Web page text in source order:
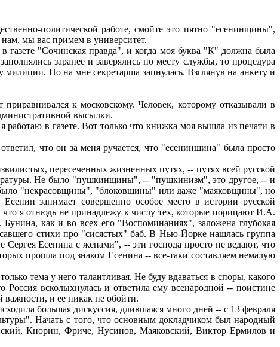
политической работе, смойте это пятно "есенинщины",
мы вас примем в университет.
газете "Сочинская правда", и когда моя буква "К" должна была
заранее и заверялись по месту службы, то процедура
милиции. Но на мне секретарша запнулась. Взглянув на анкету и
к московскому. Человек, которому отказывали в
высылки.
в газете. Вот только что книжка моя вышла из печати в
что он за меня ручается, что "есенинщина" была просто
пересеченных жизненных путях, -- путях всей русской
Не было "пушкинщины", -- "пушкинизм", это другое, -- и
было "некрасовщины", "блоковщины" или даже "маяковщины", но
занимает совершенно особое место в истории русской
что я отнюдь не принадлежу к числу тех, которые порицают И.А.
как и во всех его "Воспоминаниях", заложена глубокая
стихи про "сисястых" баб. В Нью-Йорке нашлась группа
Сергея Есенина с женами", -- эти господа просто не ведают, что
прошла под знаком Есенина -- все-таки составляем немалую
тема у него талантливая. Не буду вдаваться в споры, какого
всколыхнулась и ответила ему всенародной -- поистине
и ее никак не обойти.
большая дискуссия, длившаяся много дней -- с 13 февраля
Начать с того, что основным докладчиком был народный
Кнорин, Фриче, Нусинов, Маяковский, Виктор Ермилов и